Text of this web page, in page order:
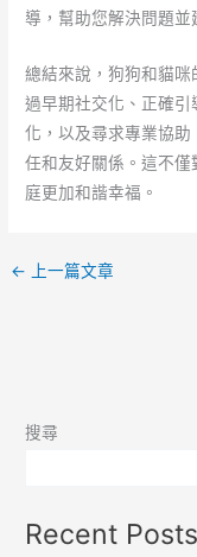
導，幫助您解決問題並
總結來說，狗狗和貓
過早期社交化、正確
化，以及尋求專業協
任和友好關係。這不
庭更加和諧幸福。
← 上一篇文章
搜尋
Recent Posts